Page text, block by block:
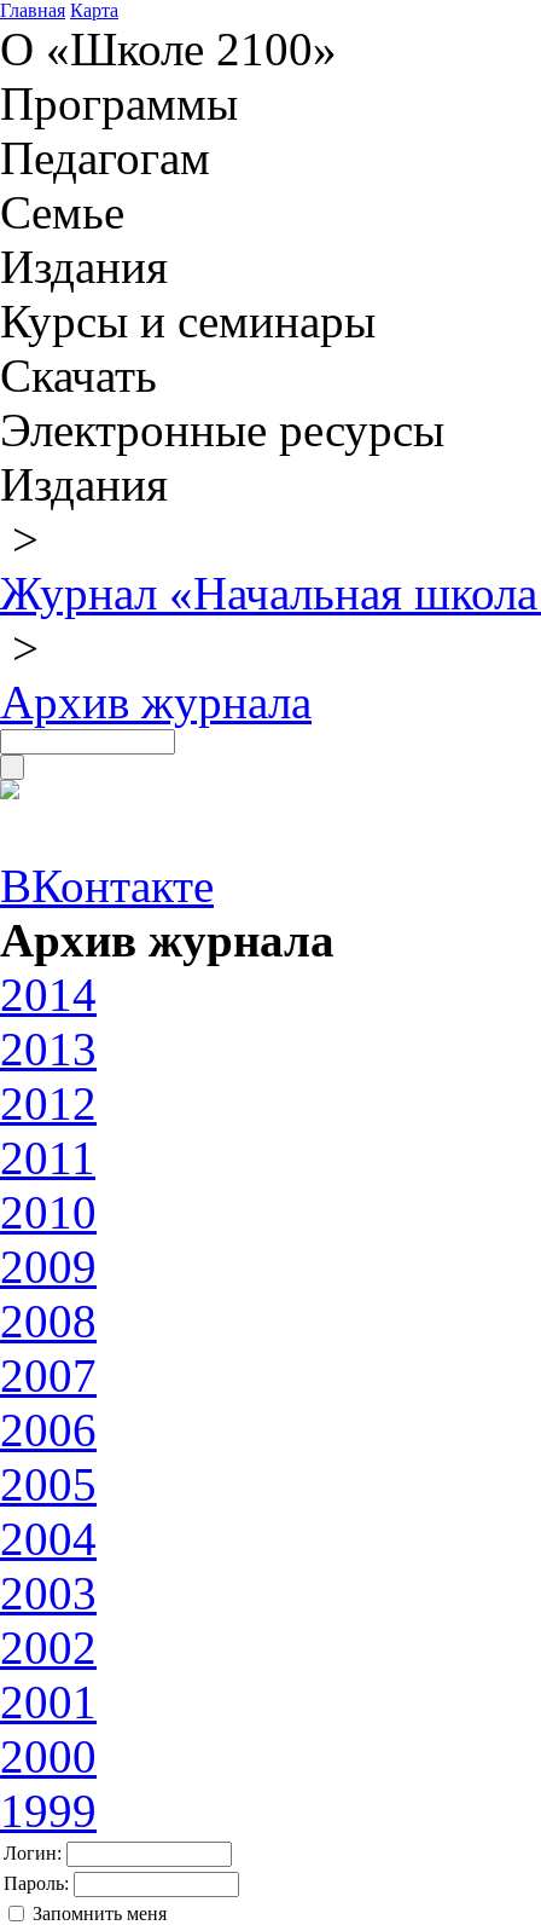
Главная Карта
О «Школе 2100»
Программы
Педагогам
Семье
Издания
Курсы и семинары
Скачать
Электронные ресурсы
Издания
>
Журнал «Начальная
>
Архив журнала
ВКонтакте
Архив журнала
2014
2013
2012
2011
2010
2009
2008
2007
2006
2005
2004
2003
2002
2001
2000
1999
Логин:
Пароль:
Запомнить меня